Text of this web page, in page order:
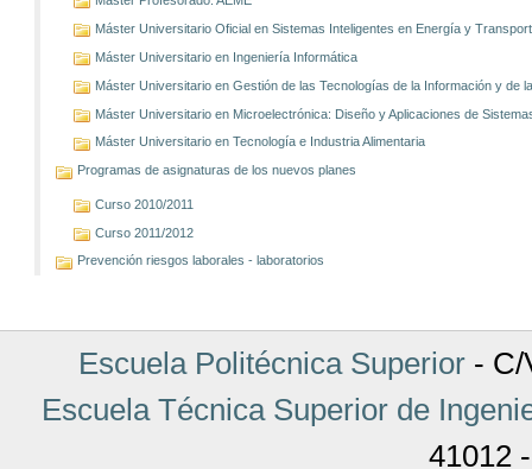
Máster Universitario Oficial en Sistemas Inteligentes en Energía y
Máster Universitario en Ingeniería Informática
Máster Universitario en Gestión de las Tecnologías de la Información y de
Máster Universitario en Microelectrónica: Diseño y Aplicaciones de
Máster Universitario en Tecnología e Industria Alimentaria
Programas de asignaturas de los nuevos planes
Curso 2010/2011
Curso 2011/2012
Prevención riesgos laborales - laboratorios
Escuela Politécnica Superior- C/
Escuela Técnica Superior de
41012